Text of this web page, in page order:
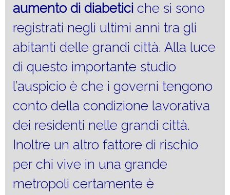
aumento di diabetici che si sono
registrati negli ultimi anni tra gli
abitanti delle grandi città. Alla luce
di questo importante studio
l’auspicio è che i governi tengono
conto della condizione lavorativa
dei residenti nelle grandi città.
Inoltre un altro fattore di rischio
per chi vive in una grande
metropoli certamente è